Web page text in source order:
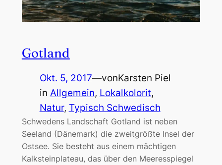
Gotland
Okt. 5, 2017—vonKarsten Piel
in Allgemein, Lokalkolorit
Natur, Typisch Schwedisch
Schwedens Landschaft Gotland ist neben
Seeland (Dänemark) die zweitgrößte Insel der
Ostsee. Sie besteht aus einem mächtigen
Kalksteinplateau, das über den Meeresspiegel